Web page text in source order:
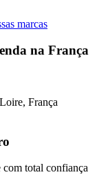
marcas
na França
França
com total confiança